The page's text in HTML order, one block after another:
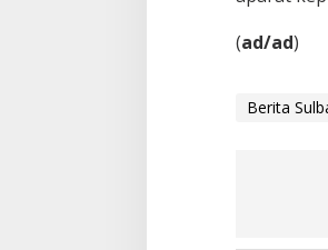
(ad/ad)
Berita